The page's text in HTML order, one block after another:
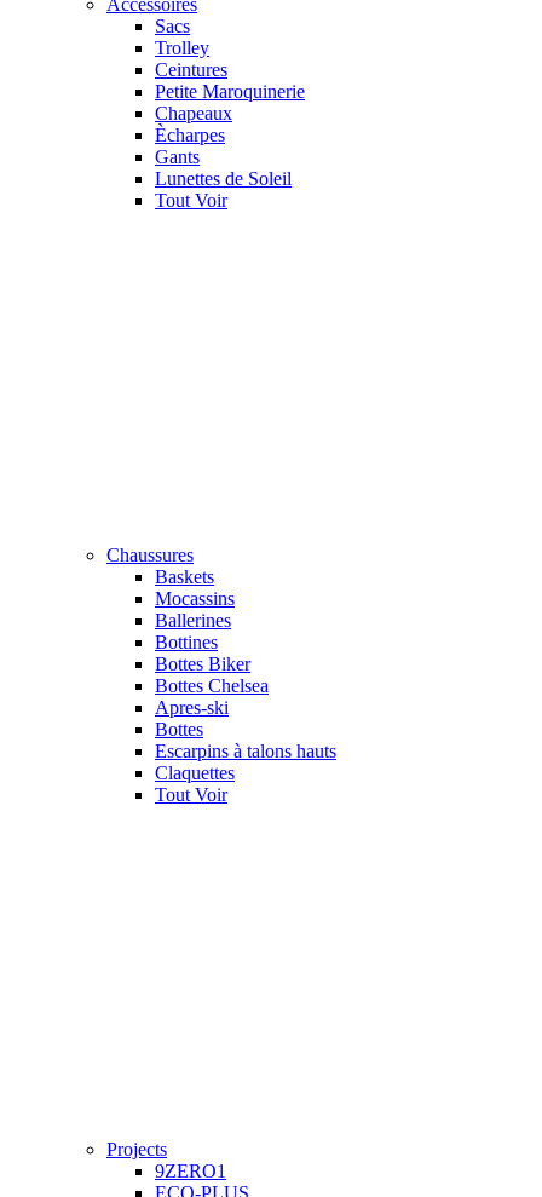
Accessoires
Sacs
Trolley
Ceintures
Petite Maroquinerie
Chapeaux
Ècharpes
Gants
Lunettes de Soleil
Tout Voir
Chaussures
Baskets
Mocassins
Ballerines
Bottines
Bottes Biker
Bottes Chelsea
Apres-ski
Bottes
Escarpins à talons hauts
Claquettes
Tout Voir
Projects
9ZERO1
ECO-PLUS